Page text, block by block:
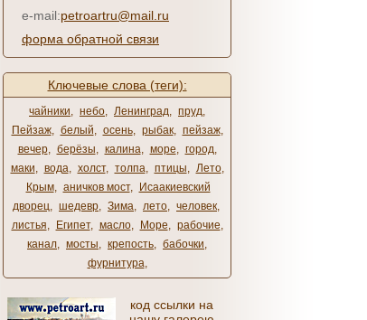
e-mail:petroartru@mail.ru
форма обратной связи
Ключевые слова (теги):
чайники, небо, Ленинград, пруд,
Пейзаж, белый, осень, рыбак, пейзаж,
вечер, берёзы, калина, море, город,
маки, вода, холст, толпа, птицы, Лето,
Крым, аничков мост,
Исаакиевский
дворец, шедевр, Зима, лето, человек,
листья, Египет, масло, Море, рабочие,
канал, мосты, крепость, бабочки,
фурнитура,
код ссылки на